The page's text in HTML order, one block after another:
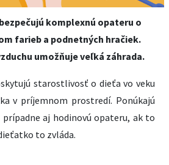
komplexnú opateru o
farieb a podnetných hračiek.
umožňuje veľká záhrada.
starostlivosť o dieťa vo veku
v príjemnom prostredí. Ponúkajú
aj hodinovú opateru, ak to
to zvláda.